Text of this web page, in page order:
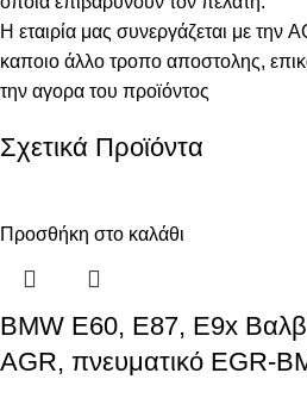
Η εταιρία μας συνεργάζεται με την
καποιο άλλο τροπο αποστολης,
την αγορα του προϊόντος
Σχετικά Προϊόντα
Προσθήκη στο καλάθι
BMW E60, E87, E9x
AGR, πνευματικό EGR-